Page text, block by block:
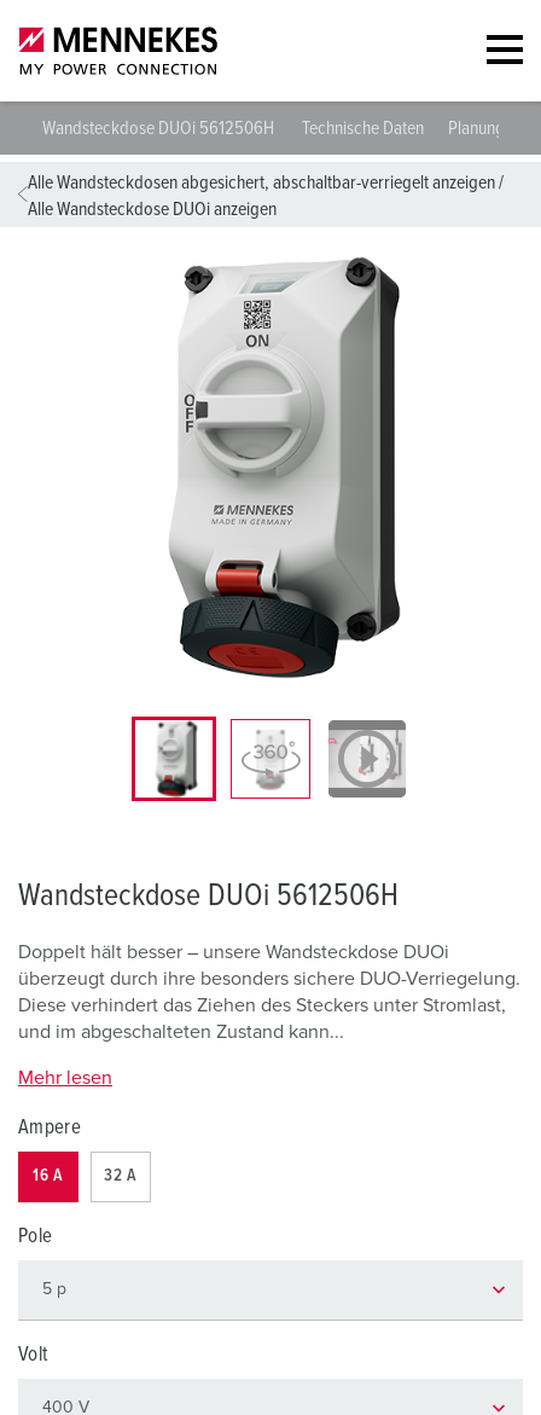
Wandsteckdose DUOi 5612506H Technische Daten
Alle Wandsteckdosen abgesichert, abschaltbar-verriegelt anzeigen/
Alle Wandsteckdose DUOi anzeigen
Wandsteckdose DUOi 5612506H
Doppelt hält besser – unsere Wandsteckdose DUOi
überzeugt durch ihre besonders sichere DUO-Verriegelung.
Diese verhindert das Ziehen des Steckers unter Stromlast,
und im abgeschalteten Zustand kann...
Mehr lesen
Ampere
16 A 32 A
Pole
Volt